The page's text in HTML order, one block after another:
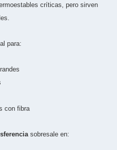
críticas, pero sirven
para:
con fibra
sobresale en: